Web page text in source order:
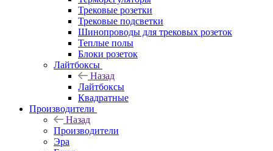
Трековые розетки
Трековые подсветки
Шинопроводы для трековых розеток
Теплые полы
Блоки розеток
Лайтбоксы
Назад
Лайтбоксы
Квадратные
Производители
Назад
Производители
Эра